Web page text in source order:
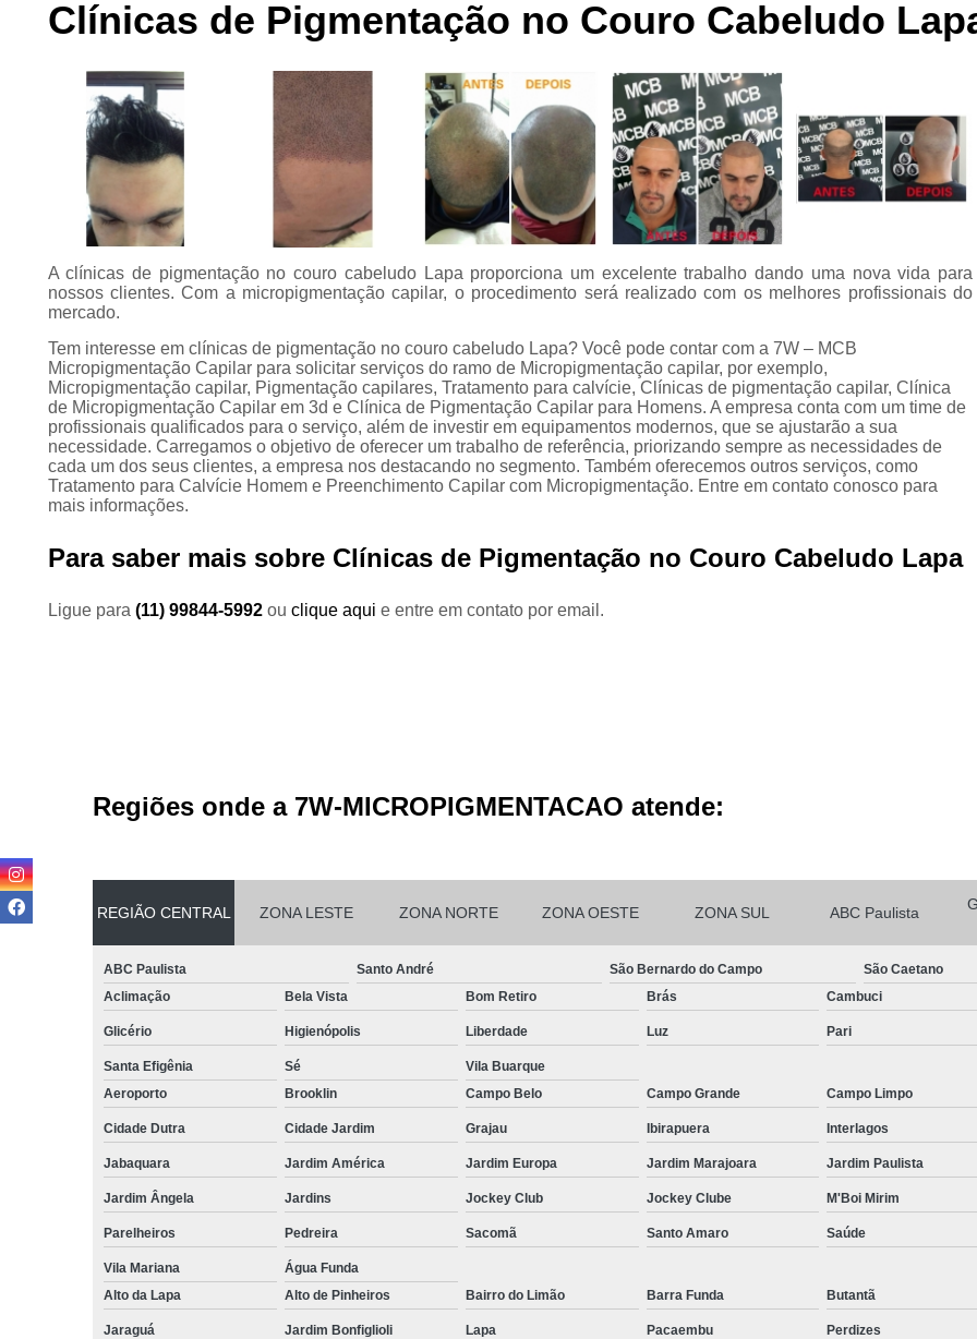
Preenchimento
Tratamento para
calvície
Curso de
Curso de Micropigmentação Santo
Curso
Curso Presencial
Cursos de
Cursos de Micropigmentação de
Micropigmentação Capilar com
Micropigmentação Capilar
Micropigmentação Capilar nas
Micropigmentação Capilar para
Micropigmentação Cabelo
Micropigmentação Cabelo
Micropigmentação Capilar Cabelo
Micropigmentação Capilar
Micropigmentação
Micropigmentação de Barba São
Micropigmentação Fio a Fio Barba
Micropigmentação na Barba ABC
Nano Micropigmentação de Barba
Nano Pigmentação Cabelo Rio
Nano
Nano
Nano
Pigmentação Capilar 3d
Clínicas de Pigmentação no Couro Cabeludo
A clínicas de pigmentação no couro cabeludo Lapa proporciona um excelente trabalho dando uma nova vida para
nossos clientes. Com a micropigmentação capilar, o procedimento será realizado com os melhores profissionais do
mercado.
Tem interesse em clínicas de pigmentação no couro cabeludo Lapa? Você pode contar com a 7W – MCB
Micropigmentação Capilar para solicitar serviços do ramo de Micropigmentação capilar, por exemplo,
Micropigmentação capilar, Pigmentação capilares, Tratamento para calvície, Clínicas de pigmentação capilar, Clínica
de Micropigmentação Capilar em 3d e Clínica de Pigmentação Capilar para Homens. A empresa conta com um time de
profissionais qualificados para o serviço, além de investir em equipamentos modernos, que se ajustarão a sua
necessidade. Carregamos o objetivo de oferecer um trabalho de referência, priorizando sempre as necessidades de
cada um dos seus clientes, a empresa nos destacando no segmento. Também oferecemos outros serviços, como
Tratamento para Calvície Homem e Preenchimento Capilar com Micropigmentação. Entre em contato conosco para
mais informações.
Para saber mais sobre Clínicas de Pigmentação no Couro Cabeludo Lapa
Ligue para (11) 99844-5992 ou clique aqui e entre em contato por email.
Regiões onde a 7W-MICROPIGMENTACAO atende:
REGIÃO CENTRAL ZONA LESTE ZONA NORTE ZONA OESTE ZONA SUL ABC Paulista
ABC Paulista Santo André São Bernardo do Campo São Caetano
Aclimação
Bela Vista Bom Retiro Brás Cambuci
Glicério Higienópolis Liberdade Luz Pari
Santa Efigênia Sé
Vila Buarque
Aeroporto
Brooklin Campo Belo Campo Grande Campo Limpo
Cidade Dutra Cidade Jardim Grajau Ibirapuera Interlagos
Jabaquara Jardim América Jardim Europa Jardim Marajoara Jardim Paulista
Jardim Ângela Jardins Jockey Club Jockey Clube M'Boi Mirim
Parelheiros Pedreira Sacomã Santo Amaro Saúde
Vila Mariana
Água Funda
Alto da Lapa
Alto de Pinheiros Bairro do Limão Barra Funda Butantã
Jaraguá Jardim Bonfiglioli Lapa Pacaembu Perdizes